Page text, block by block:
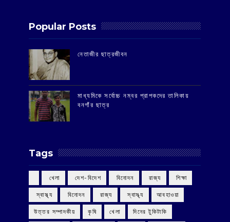
Popular Posts
‌নেতাজীর ছাত্রজীবন
মাধ্যমিকে সর্বোচ্চ নম্বর প্রাপকদের তালিকায়
বনগাঁর ছাত্র
Tags
‌ খেলা ‌ দেশ-বিদেশ ‌ বিনোদন ‌ রাজ্য ‌ শিক্ষা
‌ স্বাস্থ্য ‌ বিনোদন ‌ রাজ্য ‌ স্বাস্থ্য আবহাওয়া
উত্তর সম্পাদকীয় কৃষি খেলা দিনের টুকিটাকি